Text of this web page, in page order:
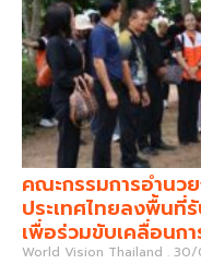
คณะกรรมการอำน
ประเทศไทยลงพื้นที่
เพื่อร่วมขับเคลื่อนก
World Vision Thailand 30/